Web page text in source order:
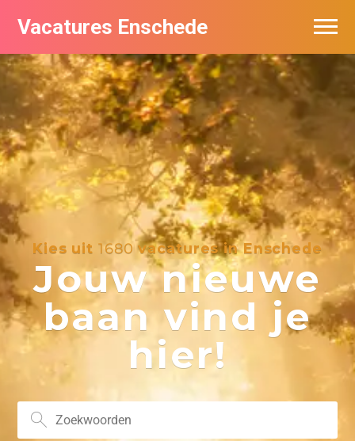
Vacatures Enschede
Kies uit 1680vacatures in Enschede
Jouw nieuwe
baan vind je
hier!
Vacatures per bedrijf
De populairste vacatures in Enschede
Nieuwsbrief feed